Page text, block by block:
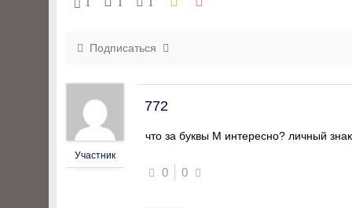
Подписаться
Участник
772
что за буквы М интересно? личный
0 0